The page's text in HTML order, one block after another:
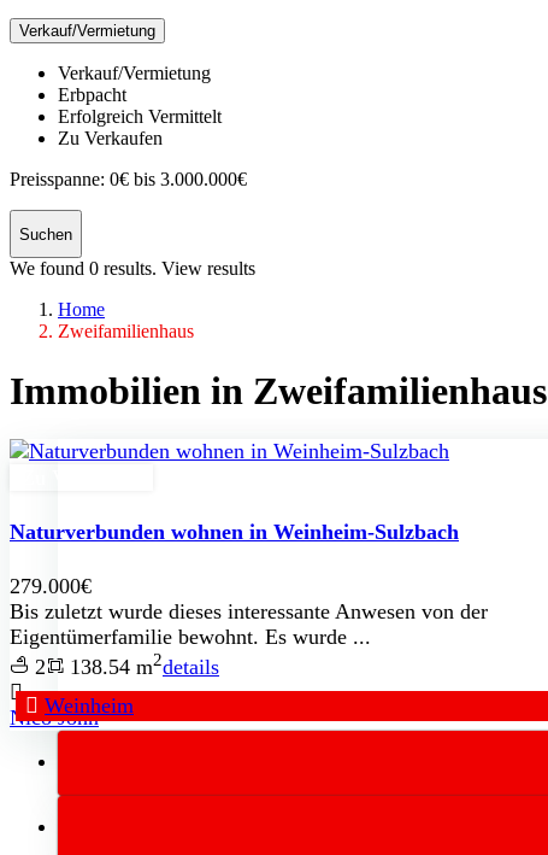
Verkauf/Vermietung
Verkauf/Vermietung
Erbpacht
Erfolgreich Vermittelt
Zu Verkaufen
Preisspanne: 0€ bis 3.000.000€
Suchen
We found 0 results. View results
Home
Zweifamilienhaus
Immobilien in Zweifamilienhaus
Weinheim
Naturverbunden wohnen in Weinheim-Sulzbach
279.000€
Bis zuletzt wurde dieses interessante Anwesen von der
Eigentümerfamilie bewohnt. Es wurde ...
2
138.54 m2details
Nico John